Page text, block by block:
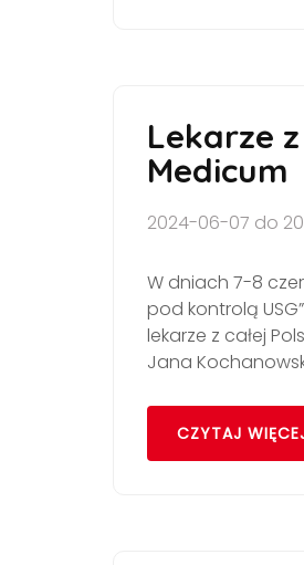
Lekarze
Medicum
2024-06-07 do
W dniach 7-8
pod kontrolą
lekarze z całej
Jana
CZYTAJ